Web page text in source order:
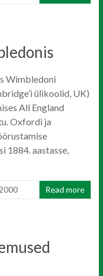
Wimbledoni
ülikoolid, UK)
All England
Oxfordi ja
1884. aastasse,
Read more